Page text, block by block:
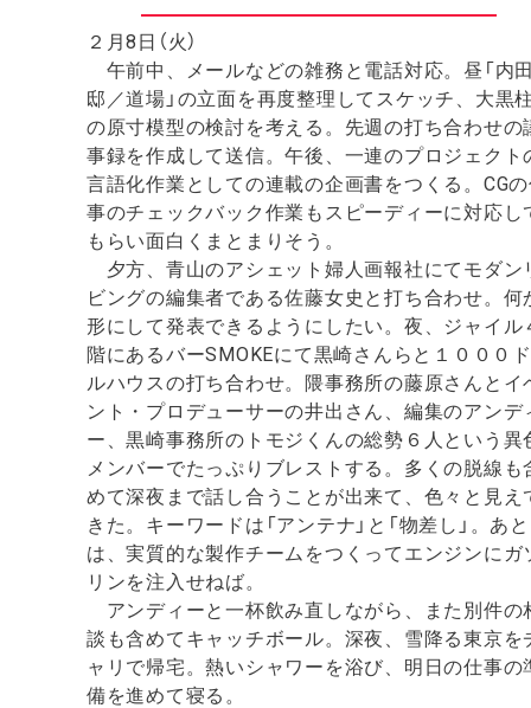
２月8日（火）
午前中、メールなどの雑務と電話対応。昼「内
邸／道場」の立面を再度整理してスケッチ、大黒
の原寸模型の検討を考える。先週の打ち合わせの
事録を作成して送信。午後、一連のプロジェクト
言語化作業としての連載の企画書をつくる。CG
事のチェックバック作業もスピーディーに対応し
もらい面白くまとまりそう。
夕方、青山のアシェット婦人画報社にてモダン
ビングの編集者である佐藤女史と打ち合わせ。何
形にして発表できるようにしたい。夜、ジャイル
階にあるバーSMOKEにて黒崎さんらと１０００ド
ルハウスの打ち合わせ。隈事務所の藤原さんとイ
ント・プロデューサーの井出さん、編集のアンデ
ー、黒崎事務所のトモジくんの総勢６人という異
メンバーでたっぷりブレストする。多くの脱線も
めて深夜まで話し合うことが出来て、色々と見え
きた。キーワードは「アンテナ」と「物差し」。あと
は、実質的な製作チームをつくってエンジンにガ
リンを注入せねば。
アンディーと一杯飲み直しながら、また別件の
談も含めてキャッチボール。深夜、雪降る東京を
ャリで帰宅。熱いシャワーを浴び、明日の仕事の
備を進めて寝る。